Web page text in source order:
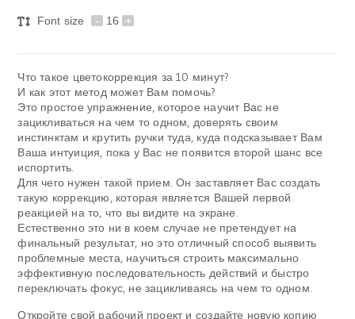
Font size - 16 +
Что такое цветокоррекция за 10 минут?
И как этот метод может Вам помочь?
Это простое упражнение, которое научит Вас не
зацикливаться на чем то одном, доверять своим
инстинктам и крутить ручки туда, куда подсказывает Вам
Ваша интуиция, пока у Вас не появится второй шанс все
испортить.
Для чего нужен такой прием. Он заставляет Вас создать
такую коррекцию, которая является Вашей первой
реакцией на то, что вы видите на экране.
Естественно это ни в коем случае не претендует на
финальный результат, но это отличный способ выявить
проблемные места, научиться строить максимально
эффективную последовательность действий и быстро
переключать фокус, не зацикливаясь на чем то одном.
Откройте свой рабочий проект и создайте новую копию